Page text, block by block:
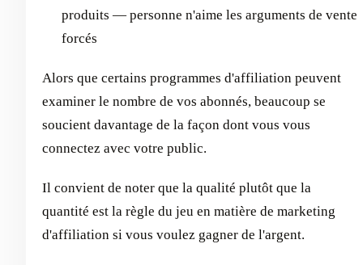
produits — personne n'aime les arguments de vente
forcés
Alors que certains programmes d'affiliation peuvent
examiner le nombre de vos abonnés, beaucoup se
soucient davantage de la façon dont vous vous
connectez avec votre public.
Il convient de noter que la qualité plutôt que la
quantité est la règle du jeu en matière de marketing
d'affiliation si vous voulez gagner de l'argent.